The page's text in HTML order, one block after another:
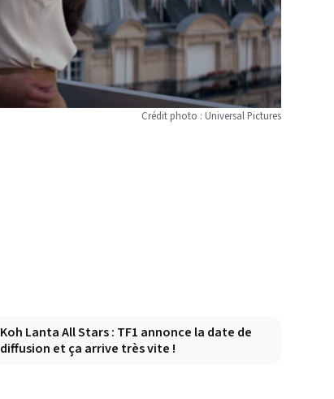
Crédit photo : Universal Pictures
Koh Lanta All Stars : TF1 annonce la date de
diffusion et ça arrive très vite !